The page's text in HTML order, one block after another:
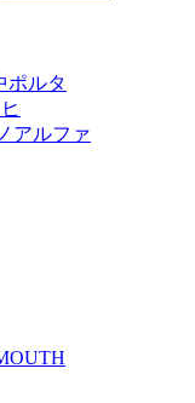
ポルタ
アルファ